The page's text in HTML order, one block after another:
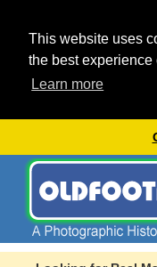
This website uses
the best experience
Learn more